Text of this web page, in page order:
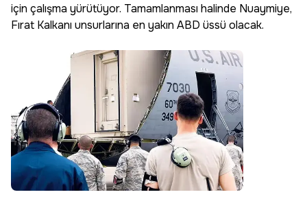
için çalışma yürütüyor. Tamamlanması halinde Nuaymiye,
Fırat Kalkanı unsurlarına en yakın ABD üssü olacak.